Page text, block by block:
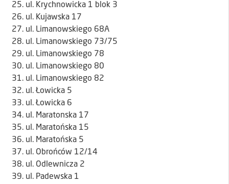
ul. Krychnowicka 1 blok 3
ul. Kujawska 17
ul. Limanowskiego 68A
ul. Limanowskiego 73/75
ul. Limanowskiego 78
ul. Limanowskiego 80
ul. Limanowskiego 82
ul. Łowicka 5
ul. Łowicka 6
ul. Maratonska 17
ul. Maratońska 15
ul. Maratońska 5
ul. Obrońców 12/14
ul. Odlewnicza 2
ul. Padewska 1